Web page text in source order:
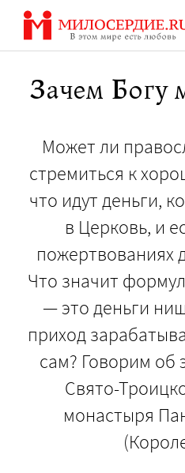
Перейти
содержанию
Зачем Богу
Может ли
стремиться к
что идут деньги,
в Церковь, и
пожертвованиях
Что значит
— это деньги
приход
сам? Говорим об
Свято-
монастыря